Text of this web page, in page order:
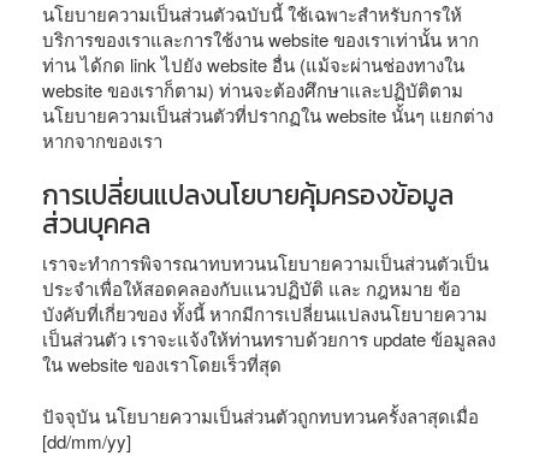
นโยบายความเป็นส่วนตัวฉบับนี้ ใช้เฉพาะสำหรับการให้
บริการของเราและการใช้งาน website ของเราเท่านั้น หาก
ท่าน ได้กด link ไปยัง website อื่น (แม้จะผ่านช่องทางใน
website ของเราก็ตาม) ท่านจะต้องศึกษาและปฏิบัติตาม
นโยบายความเป็นส่วนตัวที่ปรากฏใน website นั้นๆ แยกต่าง
หากจากของเรา
การเปลี่ยนแปลงนโยบายคุ้มครองข้อมูล
ส่วนบุคคล
เราจะทำการพิจารณาทบทวนนโยบายความเป็นส่วนตัวเป็น
ประจำเพื่อให้สอดคลองกับแนวปฏิบัติ และ กฎหมาย ข้อ
บังคับที่เกี่ยวของ ทั้งนี้ หากมีการเปลี่ยนแปลงนโยบายความ
เป็นส่วนตัว เราจะแจ้งให้ท่านทราบด้วยการ update ข้อมูลลง
ใน website ของเราโดยเร็วที่สุด
ปัจจุบัน นโยบายความเป็นส่วนตัวถูกทบทวนครั้งลาสุดเมื่อ
[dd/mm/yy]